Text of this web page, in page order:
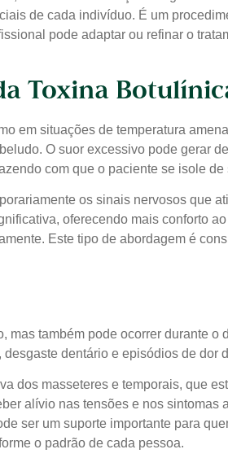
de cada indivíduo. É um
pode adaptar ou refinar o
Toxina
em situações de temperatura
O suor excessivo pode gerar
com que o paciente se isole
os sinais nervosos que
oferecendo mais conforto
Este tipo de abordagem é
também pode ocorrer durante o
dentário e episódios de dor
dos masseteres e temporais, que
alívio nas tensões e nos
ser um suporte importante para
o padrão de cada pessoa.